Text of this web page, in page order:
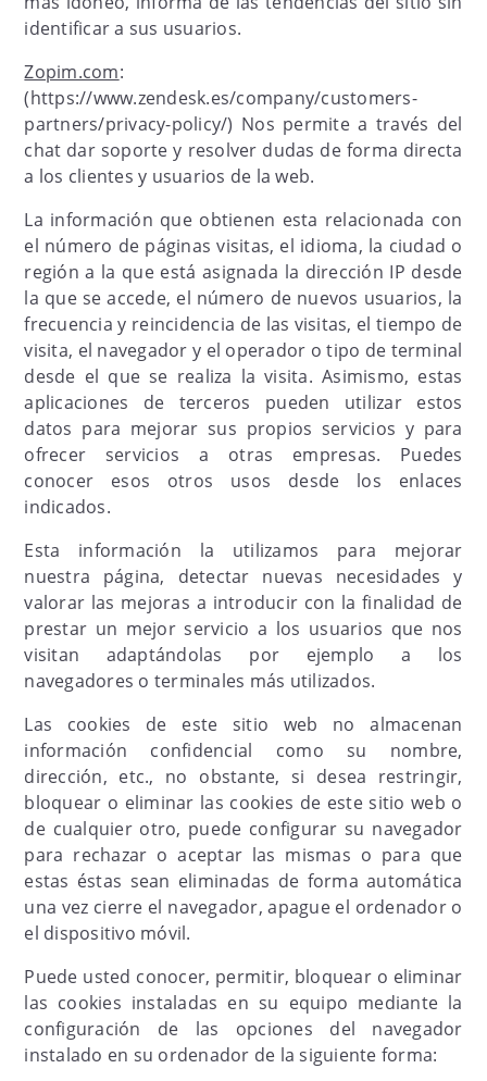
identificar a sus usuarios.
Zopim.com:
(https://www.zendesk.es/company/customers-
partners/privacy-policy/) Nos permite a través del
chat dar soporte y resolver dudas de forma directa
a los clientes y usuarios de la web.
La información que obtienen esta relacionada con
el número de páginas visitas, el idioma, la ciudad o
región a la que está asignada la dirección IP desde
la que se accede, el número de nuevos usuarios, la
frecuencia y reincidencia de las visitas, el tiempo de
visita, el navegador y el operador o tipo de terminal
desde el que se realiza la visita. Asimismo, estas
aplicaciones de terceros pueden utilizar estos
datos para mejorar sus propios servicios y para
ofrecer servicios a otras empresas. Puedes
conocer esos otros usos desde los enlaces
indicados.
Esta información la utilizamos para mejorar
nuestra página, detectar nuevas necesidades y
valorar las mejoras a introducir con la finalidad de
prestar un mejor servicio a los usuarios que nos
visitan adaptándolas por ejemplo a los
navegadores o terminales más utilizados.
Las cookies de este sitio web no almacenan
información confidencial como su nombre,
dirección, etc., no obstante, si desea restringir,
bloquear o eliminar las cookies de este sitio web o
de cualquier otro, puede configurar su navegador
para rechazar o aceptar las mismas o para que
estas éstas sean eliminadas de forma automática
una vez cierre el navegador, apague el ordenador o
el dispositivo móvil.
Puede usted conocer, permitir, bloquear o eliminar
las cookies instaladas en su equipo mediante la
configuración de las opciones del navegador
instalado en su ordenador de la siguiente forma: